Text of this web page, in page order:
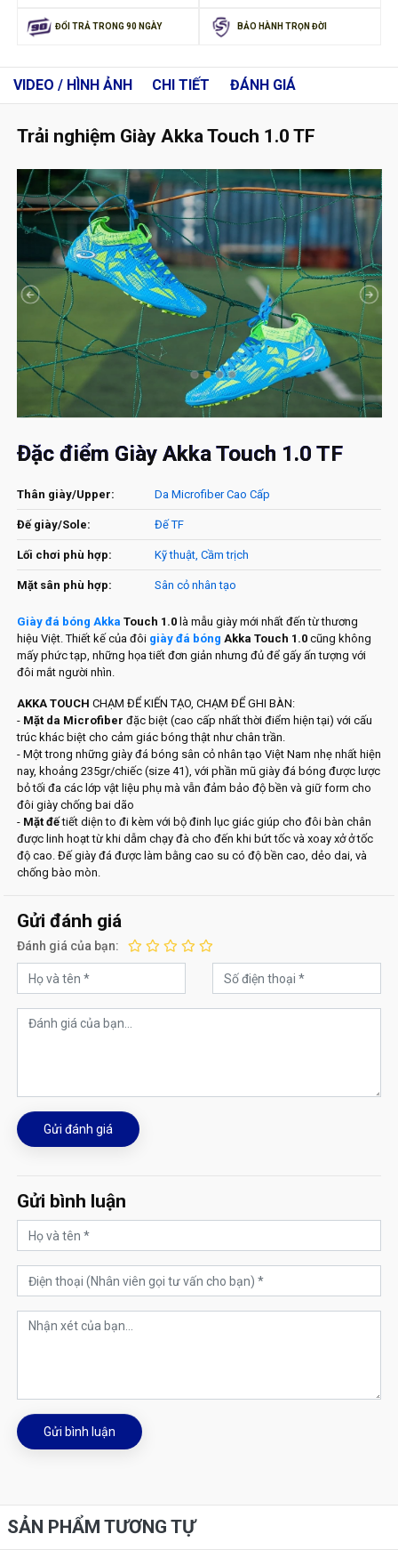
ĐỔI TRẢ TRONG 90 NGÀY BẢO HÀNH TRỌN ĐỜI
VIDEO / HÌNH ẢNH CHI TIẾT ĐÁNH GIÁ
Trải nghiệm Giày Akka Touch 1.0 TF
Đặc điểm Giày Akka Touch 1.0 TF
Thân giày/Upper: Da Microfiber Cao Cấp
Đế giày/Sole: Đế TF
Lối chơi phù hợp: Kỹ thuật, Cầm trịch
Mặt sân phù hợp: Sân cỏ nhân tạo
Giày đá bóng Akka Touch 1.0là mẫu giày mới nhất đến từ thương
hiệu Việt. Thiết kế của đôi giày đá bóng Akka Touch 1.0cũng không
mấy phức tạp, những họa tiết đơn giản nhưng đủ để gấy ấn tượng với
đôi mắt người nhìn.
AKKA TOUCH CHẠM ĐỂ KIẾN TẠO, CHẠM ĐỂ GHI BÀN:
- Mặt da Microfiber đặc biệt (cao cấp nhất thời điểm hiện tại) với cấu
trúc khác biệt cho cảm giác bóng thật như chân trần.
- Một trong những giày đá bóng sân cỏ nhân tạo Việt Nam nhẹ nhất hiện
nay, khoảng 235gr/chiếc (size 41), với phần mũ giày đá bóng được lược
bỏ tối đa các lớp vật liệu phụ mà vẫn đảm bảo độ bền và giữ form cho
đôi giày chống bai dão
- Mặt đếtiết diện to đi kèm với bộ đinh lục giác giúp cho đôi bàn chân
được linh hoạt từ khi dẫm chạy đà cho đến khi bứt tốc và xoay xở ở tốc
độ cao. Đế giày đá được làm bằng cao su có độ bền cao, dẻo dai, và
chống bào mòn.
Gửi đánh giá
Đánh giá của bạn:
Gửi đánh giá
Gửi bình luận
Gửi bình luận
SẢN PHẨM TƯƠNG TỰ